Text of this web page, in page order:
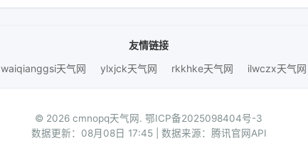
友情链接
waiqianggsi天气网 ylxjck天气网 rkkhke天气网 ilwczx天气网
© 2026 cmnopq天气网. 鄂ICP备2025098404号-3
数据更新：08月08日 17:45 | 数据来源：腾讯官网API